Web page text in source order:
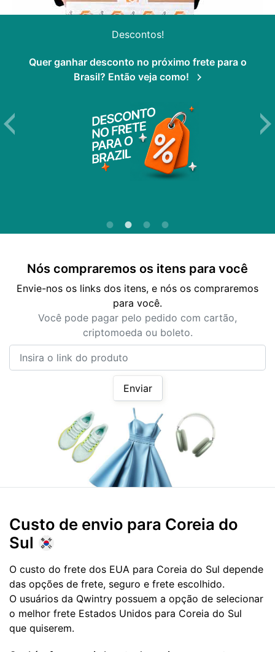
Descontos!
Quer ganhar desconto no próximo frete para o
Brasil? Então veja como!
Nós compraremos os itens para você
Envie-nos os links dos itens, e nós os compraremos
para você.
Você pode pagar pelo pedido com cartão,
criptomoeda ou boleto.
Enviar
Custo de envio para Coreia do
Sul
O custo do frete dos EUA para Coreia do Sul depende
das opções de frete, seguro e frete escolhido.
O usuários da Qwintry possuem a opção de selecionar
o melhor frete Estados Unidos para Coreia do Sul
que quiserem.